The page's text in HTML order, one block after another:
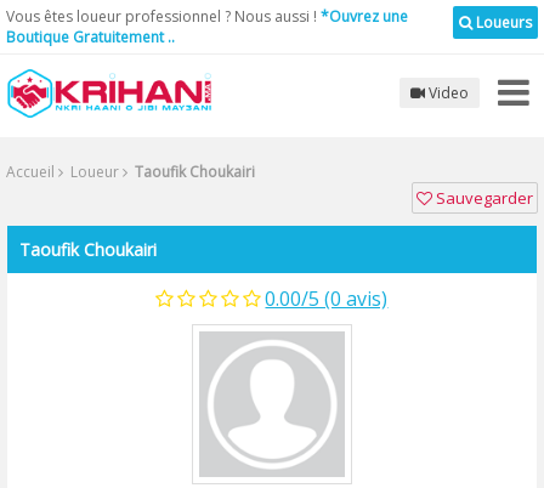
Loueurs
Vous êtes loueur professionnel ? Nous aussi ! *Ouvrez une
Boutique Gratuitement ..
Video
Accueil Loueur Taoufik Choukairi
Sauvegarder
Taoufik Choukairi
0.00/5 (0 avis)